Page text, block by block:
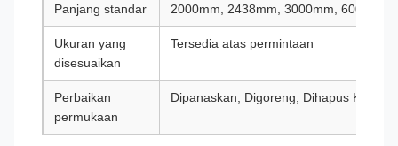
Panjang standar 2000mm, 2438mm, 3000mm, 6000mm
Ukuran yang
disesuaikan
Tersedia atas permintaan
Perbaikan
permukaan
Dipanaskan, Digoreng, Dihapus